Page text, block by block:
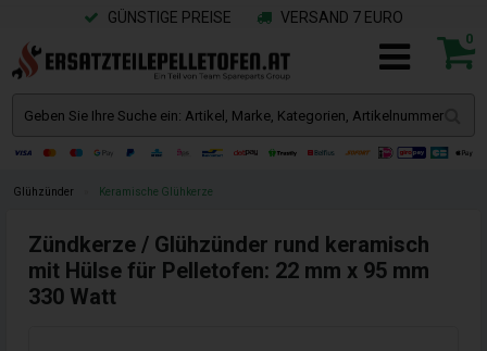
GÜNSTIGE PREISE VERSAND 7 EURO
0
Glühzünder Keramische Glühkerze
Zündkerze / Glühzünder rund keramisch
mit Hülse für Pelletofen: 22 mm x 95 mm
330 Watt